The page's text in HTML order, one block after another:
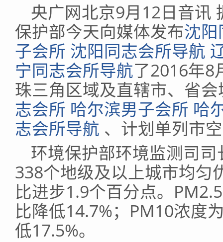
央广网北京9月12日音讯
保护部今天向媒体发布沈
子会所 沈阳同志会所导航
宁同志会所导航了2016年8
珠三角区域及直辖市、省
志会所 哈尔滨男子会所 哈
志会所导航 、计划单列市
环境保护部环境监测司
338个地级及以上城市均匀
比进步1.9个百分点。
比降低14.7%；PM10浓度
低17.5%。